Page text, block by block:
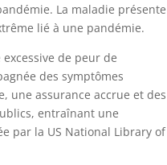
La maladie présente
lié à une pandémie.
de peur de
des symptômes
une assurance accrue et des
entraînant une
par la US National Library of